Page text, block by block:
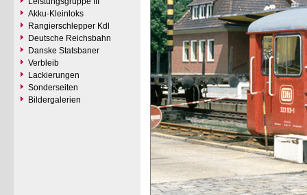
Akku-Kleinloks
Rangierschlepper Kdl
Deutsche Reichsbahn
Danske Statsbaner
Verbleib
Lackierungen
Sonderseiten
Bildergalerien